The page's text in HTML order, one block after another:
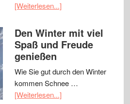
[Weiterlesen...]
Den Winter mit viel
Spaß und Freude
genießen
Wie Sie gut durch den Winter
kommen Schnee …
[Weiterlesen...]